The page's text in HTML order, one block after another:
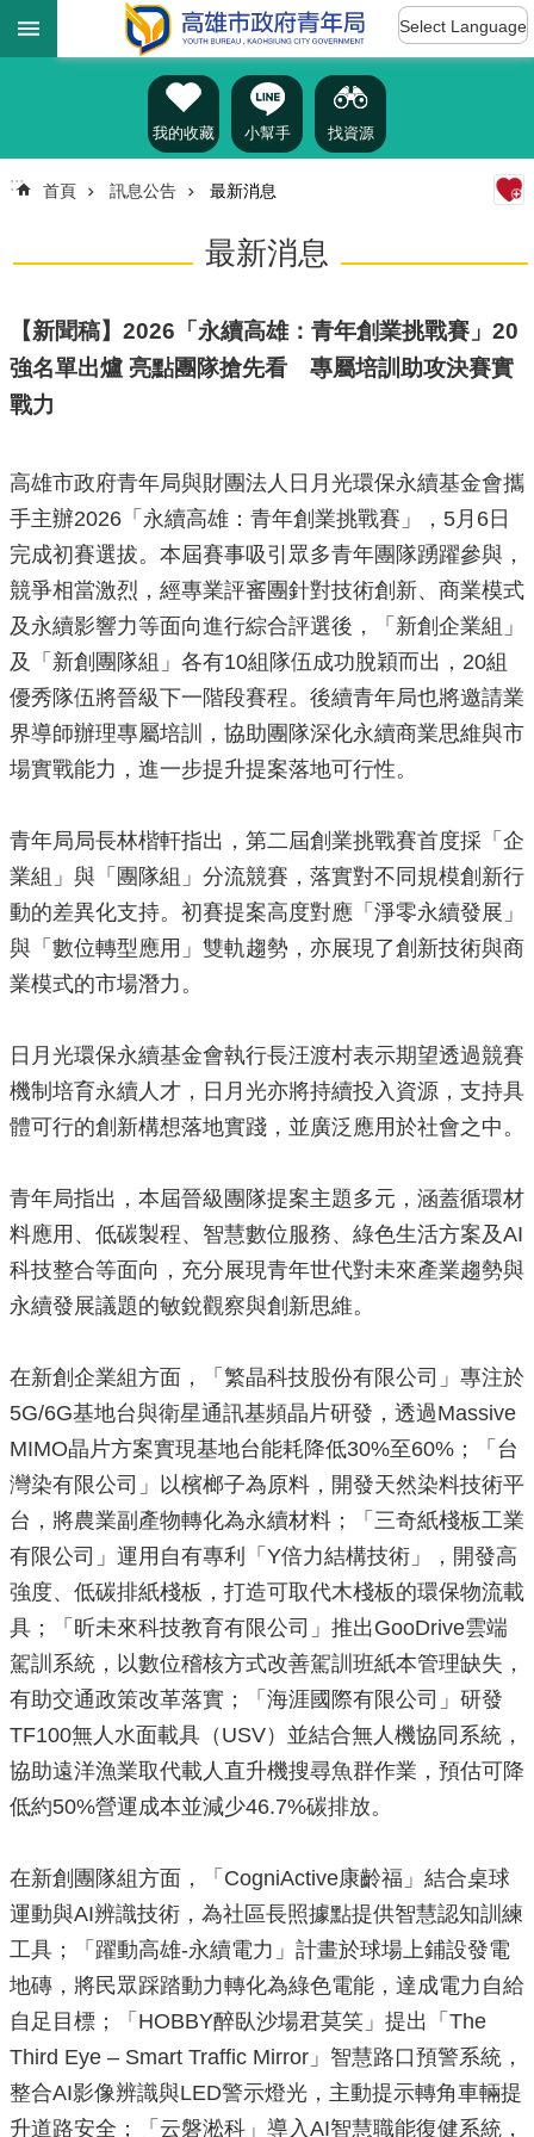
跳到主要內容區塊
識
訊
息
公
雄
青
資
源
主
題
專
區
便
民
服
公
開
資
訊
網
站
覽
局
長
信
雙
語
詞
彙
Instagram
Line
私
權
安
全
政
策
政
府
網
站
資
料
宣
告
Select Language
我的收藏 小幫手 找資源
::: 首頁 訊息公告 最新消息
最新消息
【新聞稿】2026「永續高雄：青年創業挑戰賽」20
強名單出爐 亮點團隊搶先看 專屬培訓助攻決賽實
戰力
高雄市政府青年局與財團法人日月光環保永續基金會攜
手主辦2026「永續高雄：青年創業挑戰賽」，5月6日
完成初賽選拔。本屆賽事吸引眾多青年團隊踴躍參與，
競爭相當激烈，經專業評審團針對技術創新、商業模式
及永續影響力等面向進行綜合評選後，「新創企業組」
及「新創團隊組」各有10組隊伍成功脫穎而出，20組
優秀隊伍將晉級下一階段賽程。後續青年局也將邀請業
界導師辦理專屬培訓，協助團隊深化永續商業思維與市
場實戰能力，進一步提升提案落地可行性。
青年局局長林楷軒指出，第二屆創業挑戰賽首度採「企
業組」與「團隊組」分流競賽，落實對不同規模創新行
動的差異化支持。初賽提案高度對應「淨零永續發展」
與「數位轉型應用」雙軌趨勢，亦展現了創新技術與商
業模式的市場潛力。
日月光環保永續基金會執行長汪渡村表示期望透過競賽
機制培育永續人才，日月光亦將持續投入資源，支持具
體可行的創新構想落地實踐，並廣泛應用於社會之中。
青年局指出，本屆晉級團隊提案主題多元，涵蓋循環材
料應用、低碳製程、智慧數位服務、綠色生活方案及AI
科技整合等面向，充分展現青年世代對未來產業趨勢與
永續發展議題的敏銳觀察與創新思維。
在新創企業組方面，「繁晶科技股份有限公司」專注於
5G/6G基地台與衛星通訊基頻晶片研發，透過Massive
MIMO晶片方案實現基地台能耗降低30%至60%；「台
灣染有限公司」以檳榔子為原料，開發天然染料技術平
台，將農業副產物轉化為永續材料；「三奇紙棧板工業
有限公司」運用自有專利「Y倍力結構技術」，開發高
強度、低碳排紙棧板，打造可取代木棧板的環保物流載
具；「昕未來科技教育有限公司」推出GooDrive雲端
駕訓系統，以數位稽核方式改善駕訓班紙本管理缺失，
有助交通政策改革落實；「海涯國際有限公司」研發
TF100無人水面載具（USV）並結合無人機協同系統，
協助遠洋漁業取代載人直升機搜尋魚群作業，預估可降
低約50%營運成本並減少46.7%碳排放。
在新創團隊組方面，「CogniActive康齡福」結合桌球
運動與AI辨識技術，為社區長照據點提供智慧認知訓練
工具；「躍動高雄-永續電力」計畫於球場上鋪設發電
地磚，將民眾踩踏動力轉化為綠色電能，達成電力自給
自足目標；「HOBBY醉臥沙場君莫笑」提出「The
Third Eye – Smart Traffic Mirror」智慧路口預警系統，
整合AI影像辨識與LED警示燈光，主動提示轉角車輛提
升道路安全；「云磐淞科」導入AI智慧職能復健系統，